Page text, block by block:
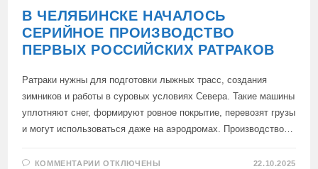
В ЧЕЛЯБИНСКЕ НАЧАЛОСЬ
СЕРИЙНОЕ ПРОИЗВОДСТВО
ПЕРВЫХ РОССИЙСКИХ РАТРАКОВ
Ратраки нужны для подготовки лыжных трасс, создания
зимников и работы в суровых условиях Севера. Такие машины
уплотняют снег, формируют ровное покрытие, перевозят грузы
и могут использоваться даже на аэродромах. Производство…
КОММЕНТАРИИ К
ОТКЛЮЧЕНЫ 22.10.2025